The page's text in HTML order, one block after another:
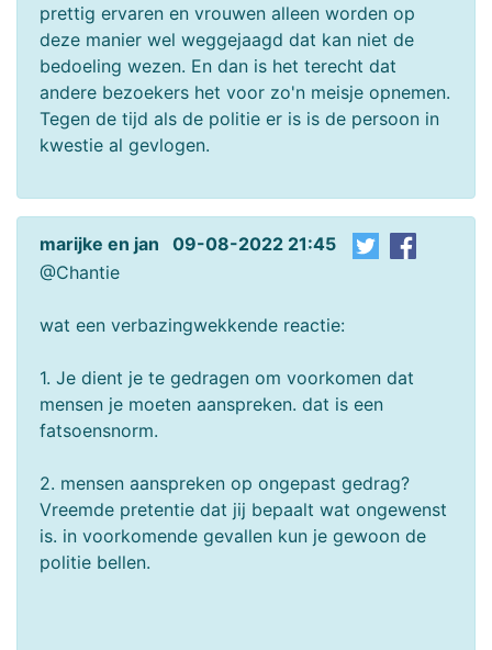
prettig ervaren en vrouwen alleen worden op
deze manier wel weggejaagd dat kan niet de
bedoeling wezen. En dan is het terecht dat
andere bezoekers het voor zo'n meisje opnemen.
Tegen de tijd als de politie er is is de persoon in
kwestie al gevlogen.
marijke en jan 09-08-2022 21:45
@Chantie
wat een verbazingwekkende reactie:
1. Je dient je te gedragen om voorkomen dat
mensen je moeten aanspreken. dat is een
fatsoensnorm.
2. mensen aanspreken op ongepast gedrag?
Vreemde pretentie dat jij bepaalt wat ongewenst
is. in voorkomende gevallen kun je gewoon de
politie bellen.